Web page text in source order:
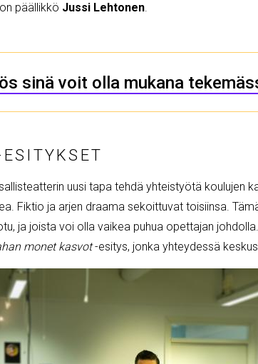
päällikkö Jussi Lehtonen.
sinä voit olla mukana
uusi tapa tehdä yhteistyötä koulujen
Fiktio ja arjen draama sekoittuvat toisiinsa.
ja joista voi olla vaikea puhua opettajan
monet kasvot-esitys, jonka yhteydessä